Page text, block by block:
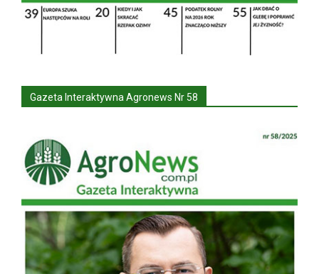
Gazeta Interaktywna Agronews Nr 58